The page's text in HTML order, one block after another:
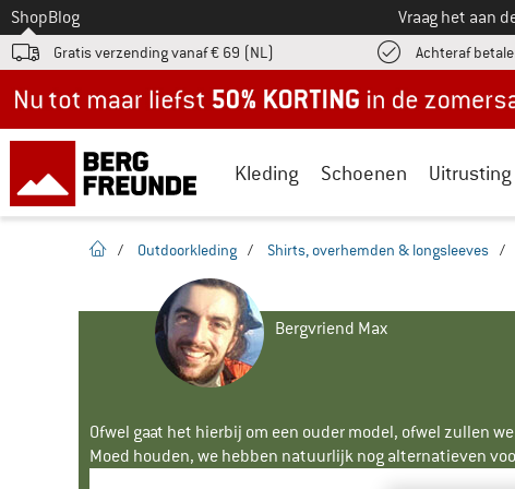
Naar
ShopBlog Vraag het aan
Gratis verzending vanaf € 69 (NL) Achteraf
Kleding Schoenen Uitrusting
Startpagina
/ Outdoorkleding / Shirts, overhemden & longsleeves /
Bergvriend Max
Ofwel gaat het hierbij om een ouder model, ofwel zullen
Moed houden, we hebben natuurlijk nog alternatieven